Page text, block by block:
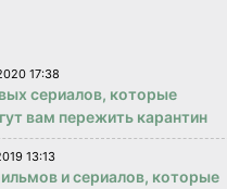
17:38
сериалов, которые
вам пережить карантин
13:13
и сериалов, которые